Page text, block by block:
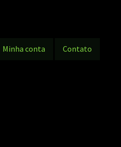
Minha conta Contato